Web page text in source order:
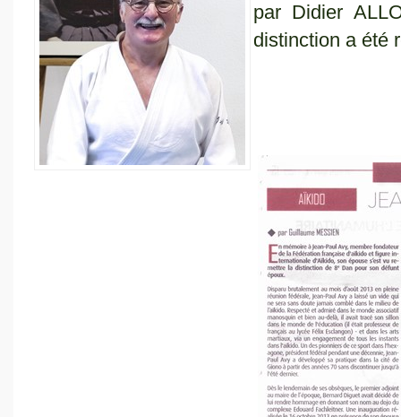
par Didier
distinction a été